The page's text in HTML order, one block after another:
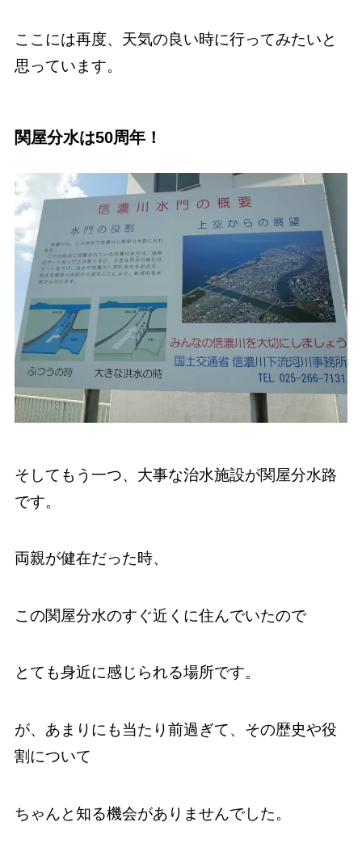
ここには再度、天気の良い時に行ってみたいと
思っています。
関屋分水は50周年！
そしてもう一つ、大事な治水施設が関屋分水路
です。
両親が健在だった時、
この関屋分水のすぐ近くに住んでいたので
とても身近に感じられる場所です。
が、あまりにも当たり前過ぎて、その歴史や役
割について
ちゃんと知る機会がありませんでした。